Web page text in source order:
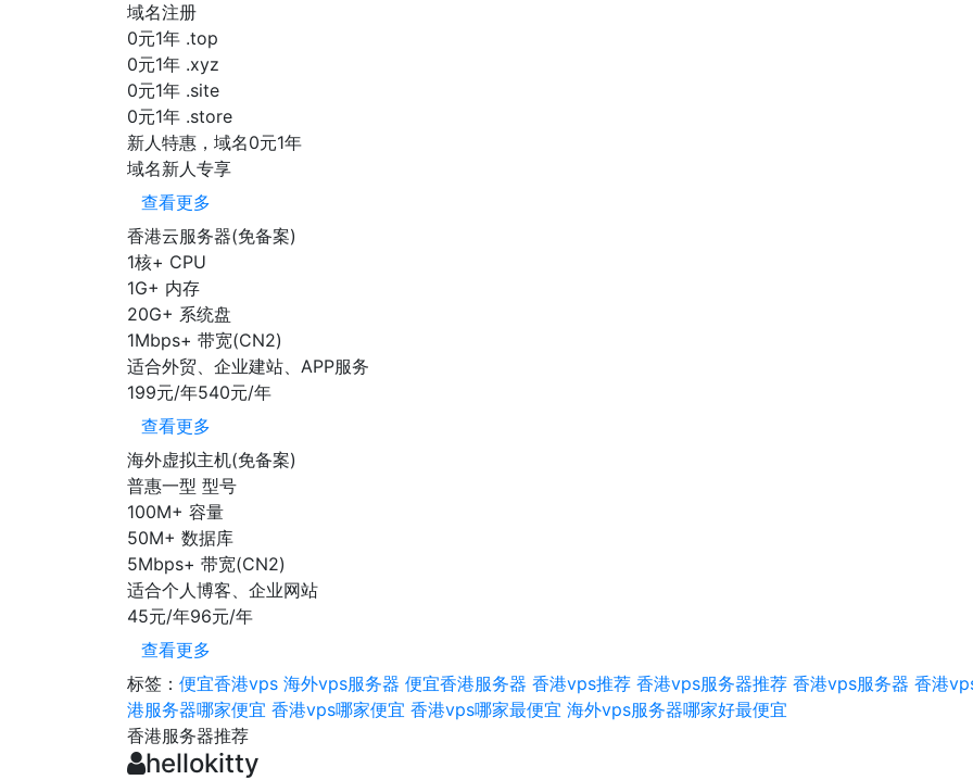
域名注册
0元1年 .top
0元1年 .xyz
0元1年 .site
0元1年 .store
新人特惠，域名0元1年
域名新人专享
查看更多
香港云服务器(免备案)
1核+ CPU
1G+ 内存
20G+ 系统盘
1Mbps+ 带宽(CN2)
适合外贸、企业建站、APP服务
199元/年540元/年
查看更多
海外虚拟主机(免备案)
普惠一型 型号
100M+ 容量
50M+ 数据库
5Mbps+ 带宽(CN2)
适合个人博客、企业网站
45元/年96元/年
查看更多
标签： 便宜香港vps 海外vps服务器 便宜香港服务器 香港vps推荐 香港vps服务器推荐 香港vps服务器 香港
港服务器哪家便宜 香港vps哪家便宜 香港vps哪家最便宜 海外vps服务器哪家好最便宜
香港服务器推荐
hellokitty